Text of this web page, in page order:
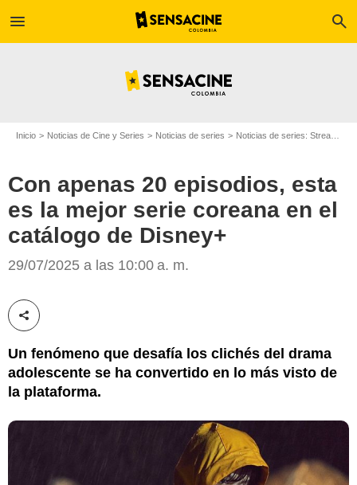
menu search
Inicio Noticias de Cine y Series Noticias de series Noticias de series: Streaming
Con apenas 20 episodios, esta
es la mejor serie coreana en el
catálogo de Disney+
29/07/2025 a las 10:00 a. m.
Compartir esta noticia
Un fenómeno que desafía los clichés del drama
adolescente se ha convertido en lo más visto de
la plataforma.